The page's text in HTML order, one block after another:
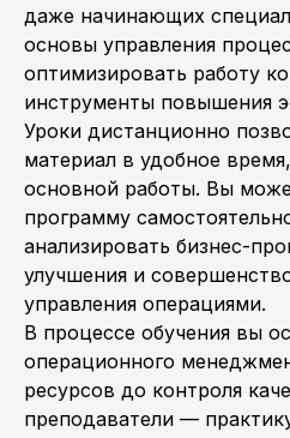
даже начинающих
основы управления
оптимизировать работу
инструменты повышения
Уроки дистанционно
материал в удобное
основной работы. Вы
программу
анализировать бизнес-
улучшения и
управления операциями.
В процессе обучения вы
операционного
ресурсов до контроля
преподаватели —